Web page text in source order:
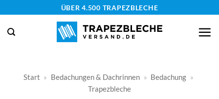
springen
ÜBER 4.500 TRAPEZBLECHE
Start » Bedachungen & Dachrinnen » Bedachung »
Trapezbleche